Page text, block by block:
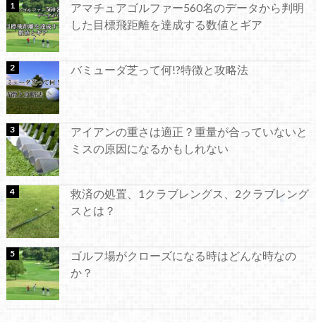
アマチュアゴルファー560名のデータから判明
した目標飛距離を達成する数値とギア
バミューダ芝って何!?特徴と攻略法
アイアンの重さは適正？重量が合っていないと
ミスの原因になるかもしれない
救済の処置、1クラブレングス、2クラブレング
スとは？
ゴルフ場がクローズになる時はどんな時なの
か？